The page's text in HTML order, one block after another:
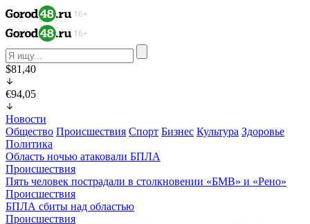
$81,40
€94,05
Новости
Общество Происшествия Спорт Бизнес Культура Здоровье
Политика
Область ночью атаковали БПЛА
Происшествия
Пять человек пострадали в столкновении «БМВ» и «Рено»
Происшествия
БПЛА сбиты над областью
Происшествия